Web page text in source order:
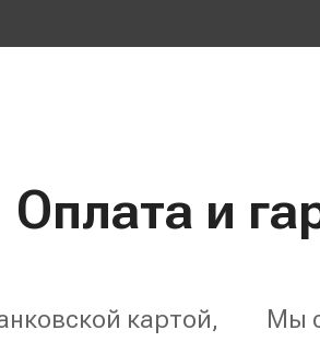
Оплата и
картой,
Мы